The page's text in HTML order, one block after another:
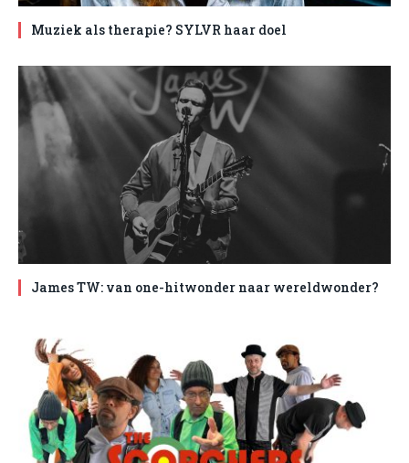
Muziek als therapie? SYLVR haar doel
James TW: van one-hitwonder naar wereldwonder?